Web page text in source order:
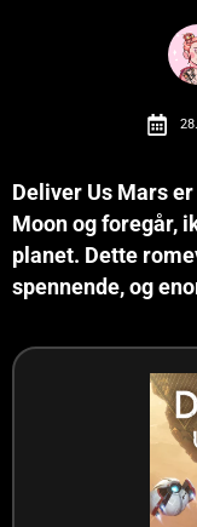
Deliver Us Mars
Moon og foregår,
planet. Dette
spennende, og